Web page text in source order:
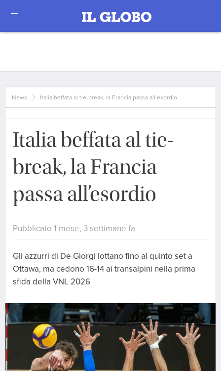
News Italia beffata al tie-break, la Francia passa all’esordio
Italia beffata al tie-
break, la Francia
passa all’esordio
Pubblicato 1 mese, 3 settimane fa
Gli azzurri di De Giorgi lottano fino al quinto set a
Ottawa, ma cedono 16-14 ai transalpini nella prima
sfida della VNL 2026